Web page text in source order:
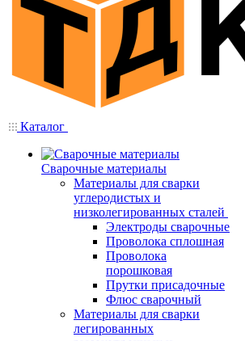
Каталог
Сварочные материалы
Материалы для сварки
углеродистых и
низколегированных сталей
Электроды сварочные
Проволока сплошная
Проволока
порошковая
Прутки присадочные
Флюс сварочный
Материалы для сварки
легированных